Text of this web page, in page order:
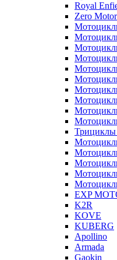
Royal
Zero
EXP
K2R
KOVE
KUBERG
Apollino
Armada
Gaokin